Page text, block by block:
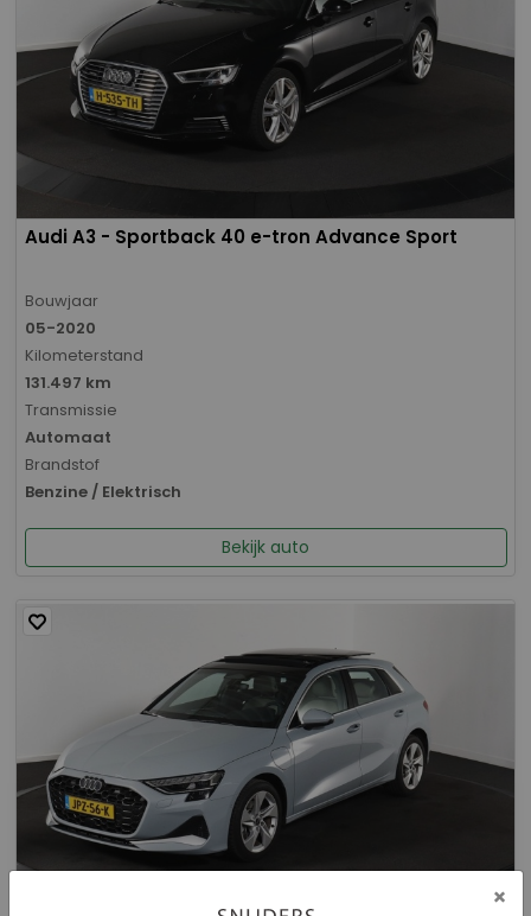
Audi A3 - Sportback 40 e-tron Advance Sport
Bouwjaar
05-2020
Kilometerstand
131.497 km
Transmissie
Automaat
Brandstof
Benzine / Elektrisch
Bekijk auto
×